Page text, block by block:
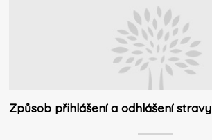
Způsob přihlášení a odhlášení stravy